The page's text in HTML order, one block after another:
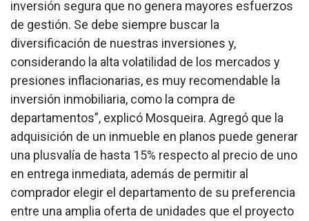
inversión segura que no genera mayores esfuerzos
de gestión. Se debe siempre buscar la
diversificación de nuestras inversiones y,
considerando la alta volatilidad de los mercados y
presiones inflacionarias, es muy recomendable la
inversión inmobiliaria, como la compra de
departamentos”, explicó Mosqueira. Agregó que la
adquisición de un inmueble en planos puede generar
una plusvalía de hasta 15% respecto al precio de uno
en entrega inmediata, además de permitir al
comprador elegir el departamento de su preferencia
entre una amplia oferta de unidades que el proyecto